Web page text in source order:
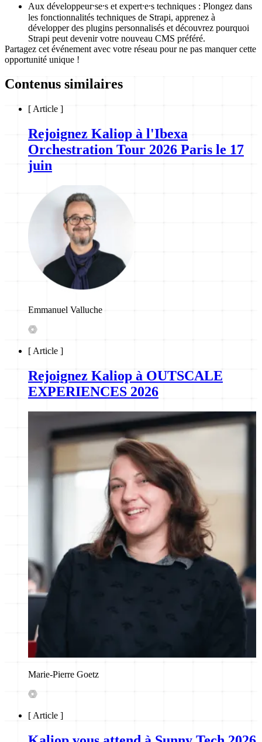
Aux développeur⸱se⸱s et expert⸱e⸱s techniques : Plongez dans
les fonctionnalités techniques de Strapi, apprenez à
développer des plugins personnalisés et découvrez pourquoi
Strapi peut devenir votre nouveau CMS préféré.
Partagez cet événement avec votre réseau pour ne pas manquer cette
opportunité unique !
Contenus similaires
[ Article ]
Rejoignez Kaliop à l'Ibexa
Orchestration Tour 2026 Paris le 17
juin
Emmanuel Valluche
[ Article ]
Rejoignez Kaliop à OUTSCALE
EXPERIENCES 2026
Marie-Pierre Goetz
[ Article ]